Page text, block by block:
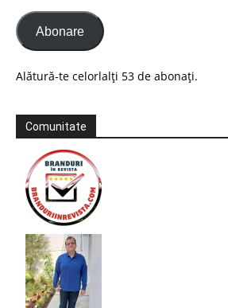
Abonare
Alătură-te celorlalți 53 de abonați.
Comunitate